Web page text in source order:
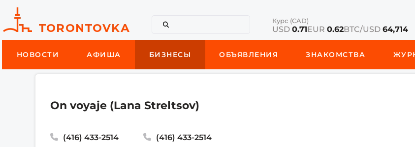
Курс (CAD)
USD 0.71EUR 0.62BTC/USD 64,714
НОВОСТИ АФИША БИЗНЕСЫ ОБЪЯВЛЕНИЯ ЗНАКОМСТВА
On voyaje (Lana Streltsov)
(416) 433-2514 (416) 433-2514